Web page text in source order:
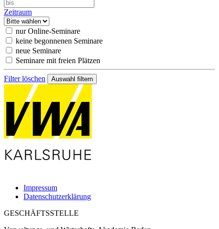
Zeitraum
nur Online-Seminare
keine begonnenen Seminare
neue Seminare
Seminare mit freien Plätzen
Filter löschen
Impressum
Datenschutzerklärung
GESCHÄFTSSTELLE